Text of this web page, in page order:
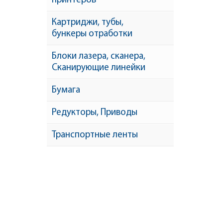
Картриджи, тубы,
бункеры отработки
Блоки лазера, сканера,
Сканирующие линейки
Бумага
Редукторы, Приводы
Транспортные ленты